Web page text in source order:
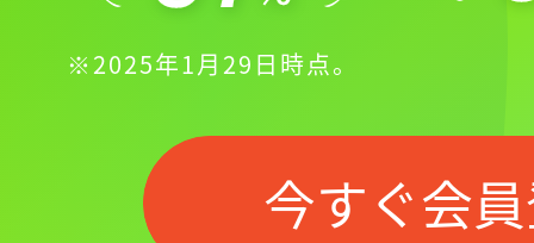
※2025年1月29日時点。
今すぐ会